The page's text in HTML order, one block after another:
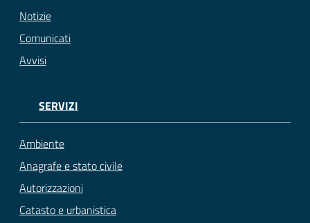
Notizie
Comunicati
Avvisi
SERVIZI
Ambiente
Anagrafe e stato civile
Autorizzazioni
Catasto e urbanistica